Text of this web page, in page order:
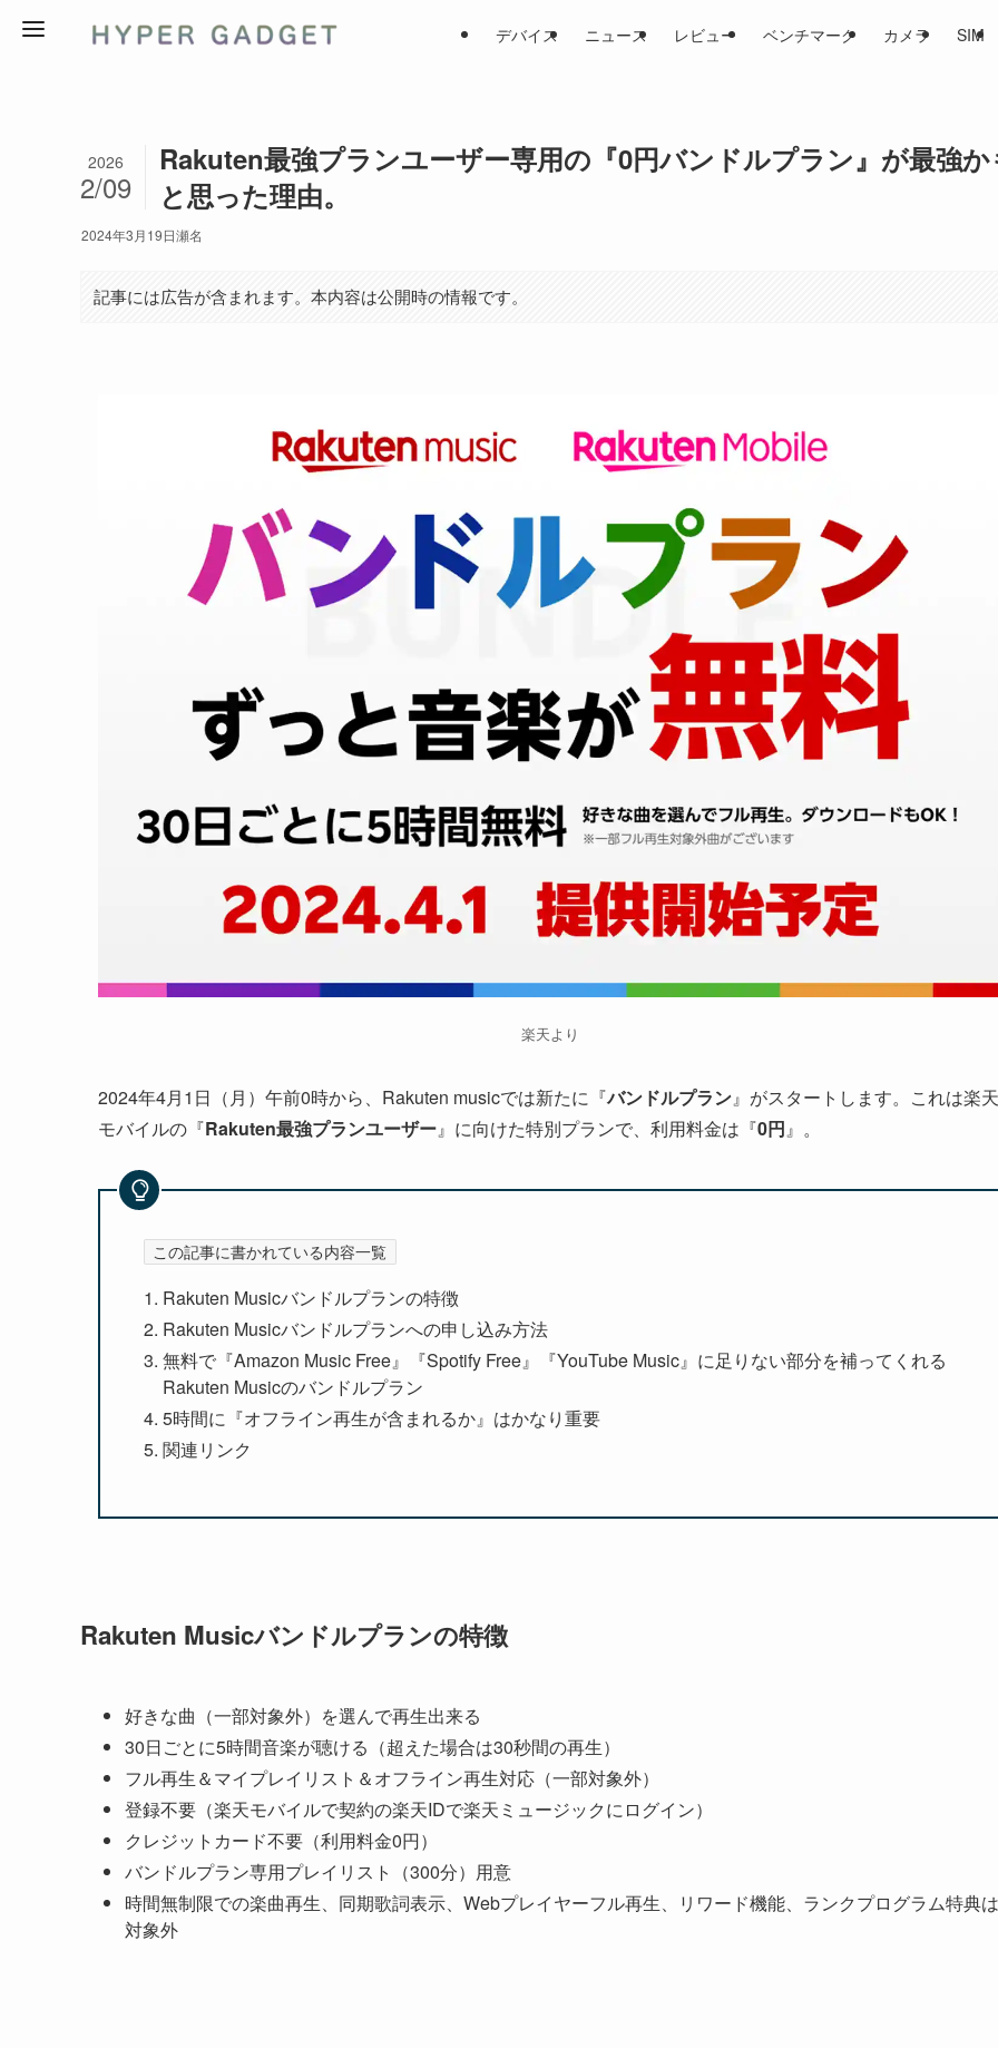
デバイス ニュース レビュー ベンチマーク カメラ SIM
Rakuten最強プランユーザー専用の『0円バンドルプラン』が最強か
と思った理由。
2026
2/09
2024年3月19日瀬名
記事には広告が含まれます。本内容は公開時の情報です。
楽天より
2024年4月1日（月）午前0時から、Rakuten musicでは新たに『バンドルプラン』がスタートします。これは楽天
モバイルの『Rakuten最強プランユーザー』に向けた特別プランで、利用料金は『0円』。
この記事に書かれている内容一覧
Rakuten Musicバンドルプランの特徴
Rakuten Musicバンドルプランへの申し込み方法
無料で『Amazon Music Free』『Spotify Free』『YouTube Music』に足りない部分を補ってくれる
Rakuten Musicのバンドルプラン
5時間に『オフライン再生が含まれるか』はかなり重要
関連リンク
Rakuten Musicバンドルプランの特徴
好きな曲（一部対象外）を選んで再生出来る
30日ごとに5時間音楽が聴ける（超えた場合は30秒間の再生）
フル再生＆マイプレイリスト＆オフライン再生対応（一部対象外）
登録不要（楽天モバイルで契約の楽天IDで楽天ミュージックにログイン）
クレジットカード不要（利用料金0円）
バンドルプラン専用プレイリスト（300分）用意
時間無制限での楽曲再生、同期歌詞表示、Webプレイヤーフル再生、リワード機能、​ランクプログラム特典は
対象外